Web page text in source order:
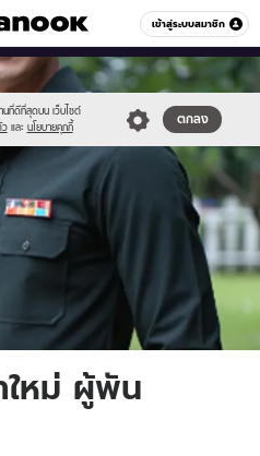
เข้าสู่ระบบสมาชิก
หมวดอื่นๆ
นที่ดีที่สุดบน เว็บไซต์
ว และ นโยบายคุกกี้
ตกลง
633796-
ใหม่ ผู้พัน